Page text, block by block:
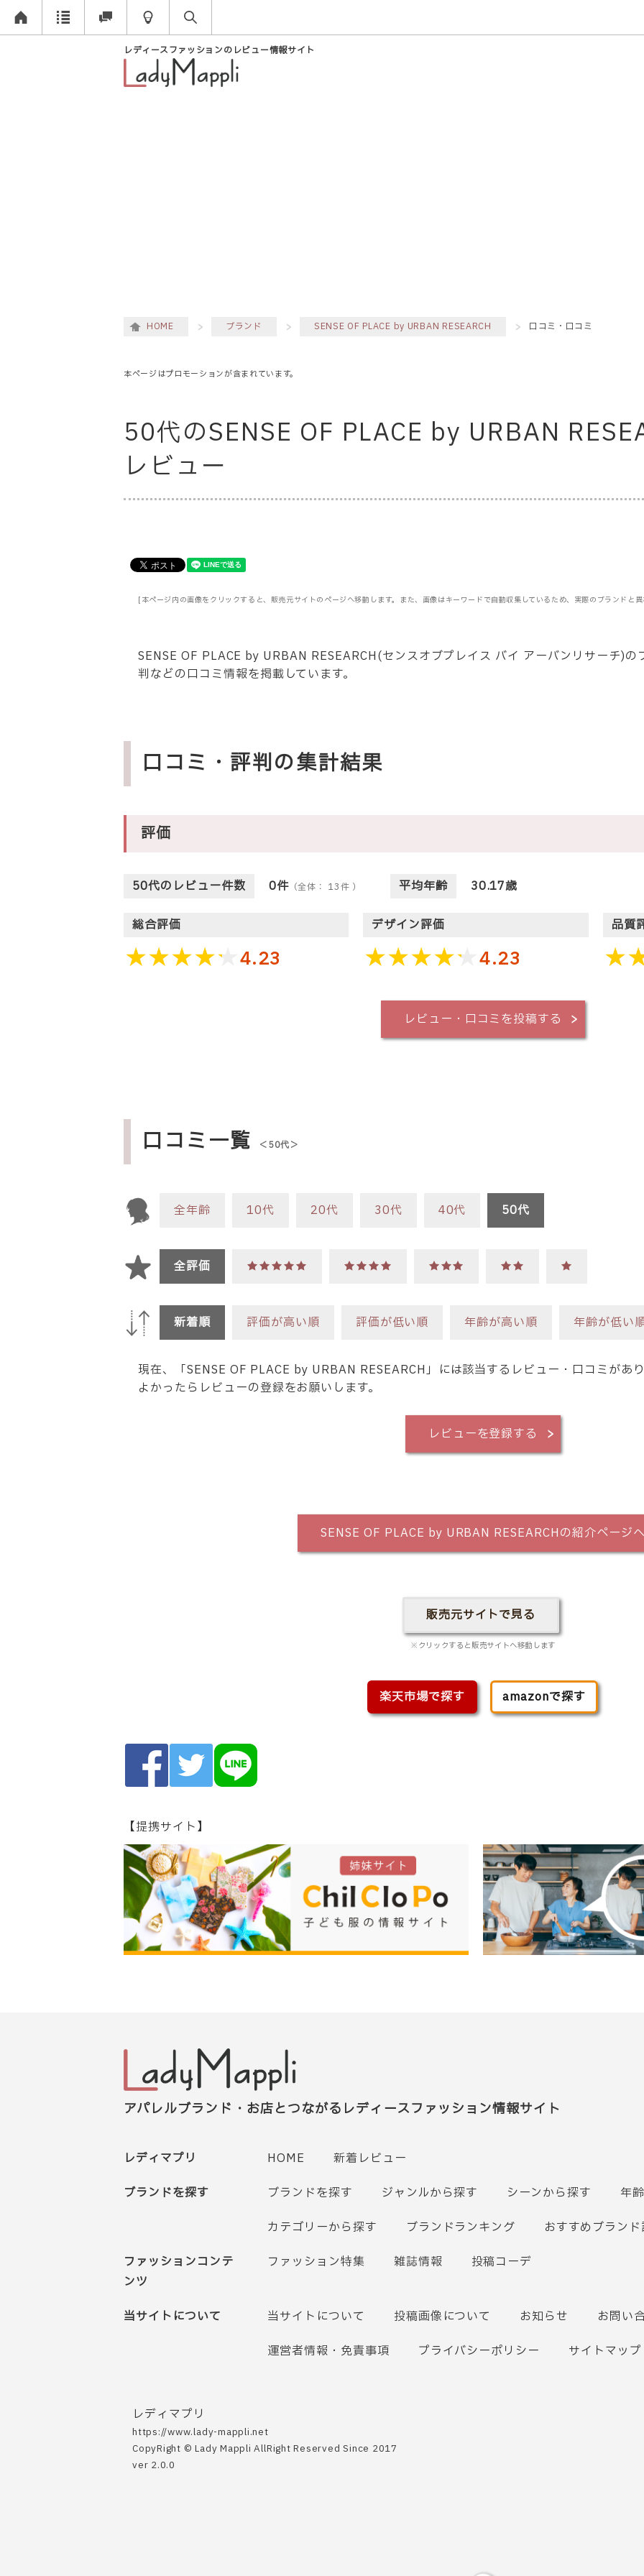
レディースファッションのレビュー情報サイト
HOME ブランド SENSE OF PLACE by URBAN RESEARCH 口コミ・口コミ
本ページはプロモーションが含まれています。
50代のSENSE OF PLACE by URBAN
レビュー
[本ページ内の画像をクリックすると、販売元サイトのページへ移動します。また、画像はキーワードで自動収集しているため、実際のブランドと
SENSE OF PLACE by URBAN RESEARCH(センスオブプレイス バイ アーバンリサーチ)の
判などの口コミ情報を掲載しています。
口コミ・評判の集計結果
評価
50代のレビュー件数 0件（全体： 13件 ） 平均年齢 30.17歳
総合評価
4.23
デザイン評価
4.23
品質
レビュー・口コミを投稿する
口コミ一覧 ＜50代＞
全年齢 10代 20代 30代 40代 50代
全評価 ★★★★★ ★★★★ ★★★ ★★ ★
新着順 評価が高い順 評価が低い順 年齢が高い順 年齢が低い
現在、「SENSE OF PLACE by URBAN RESEARCH」には該当するレビュー・口コミがあり
よかったらレビューの登録をお願いします。
レビューを登録する
SENSE OF PLACE by URBAN RESEARCHの紹介ページへ
販売元サイトで見る
※クリックすると販売サイトへ移動します
楽天市場で探す amazonで探す
【提携サイト】
アパレルブランド・お店とつながるレディースファッション情報サイト
レディマプリ HOME
新着レビュー
ブランドを探す
ブランドを探す ジャンルから探す シーンから探す
年
カテゴリーから探す
ブランドランキング
おすすめブラン
ファッションコンテ
ンツ
ファッション特集 雑誌情報 投稿コーデ
当サイトについて 当サイトについて 投稿画像について お知らせ お問い
運営者情報・免責事項
プライバシーポリシー サイトマップ
レディマプリ
https://www.lady-mappli.net
CopyRight © Lady Mappli AllRight Reserved Since 2017
ver 2.0.0